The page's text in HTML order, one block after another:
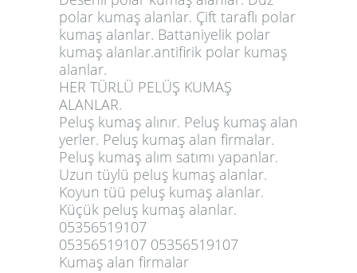
polar kumaş alanlar. Çift taraflı polar
kumaş alanlar. Battaniyelik polar
kumaş alanlar.antifirik polar kumaş
alanlar.
HER TÜRLÜ PELÜŞ KUMAŞ
ALANLAR.
Peluş kumaş alınır. Peluş kumaş alan
yerler. Peluş kumaş alan firmalar.
Peluş kumaş alım satımı yapanlar.
Uzun tüylü peluş kumaş alanlar.
Koyun tüü peluş kumaş alanlar.
Küçük peluş kumaş alanlar.
05356519107
05356519107 05356519107
Kumaş alan firmalar